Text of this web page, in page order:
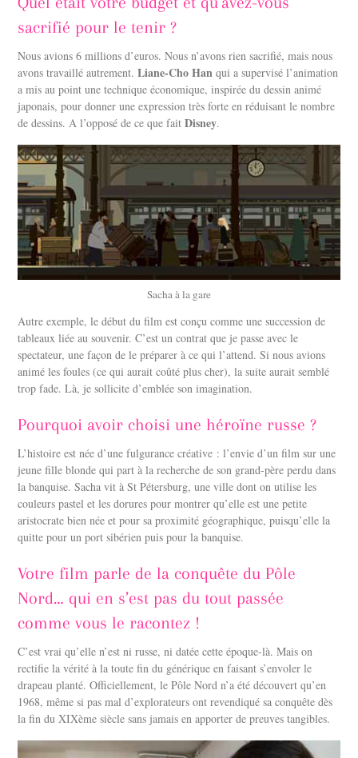
sacrifié pour le tenir ?
Nous avions 6 millions d’euros. Nous n’avons rien sacrifié, mais nous
avons travaillé autrement.Liane-Cho Han qui a supervisé l’animation
a mis au point une technique économique, inspirée du dessin animé
japonais, pour donner une expression très forte en réduisant le nombre
de dessins. A l’opposé de ce que faitDisney.
Sacha à la gare
Autre exemple, le début du film est conçu comme une succession de
tableaux liée au souvenir. C’est un contrat que je passe avec le
spectateur, une façon de le préparer à ce qui l’attend. Si nous avions
animé les foules (ce qui aurait coûté plus cher), la suite aurait semblé
trop fade. Là, je sollicite d’emblée son imagination.
Pourquoi avoir choisi une héroïne russe ?
L’histoire est née d’une fulgurance créative : l’envie d’un film sur une
jeune fille blonde qui part à la recherche de son grand-père perdu dans
la banquise. Sacha vit à St Pétersburg, une ville dont on utilise les
couleurs pastel et les dorures pour montrer qu’elle est une petite
aristocrate bien née et pour sa proximité géographique, puisqu’elle la
quitte pour un port sibérien puis pour la banquise.
Votre film parle de la conquête du Pôle
Nord… qui en s’est pas du tout passée
comme vous le racontez !
C’est vrai qu’elle n’est ni russe, ni datée cette époque-là. Mais on
rectifie la vérité à la toute fin du générique en faisant s’envoler le
drapeau planté. Officiellement, le Pôle Nord n’a été découvert qu’en
1968, même si pas mal d’explorateurs ont revendiqué sa conquête dès
la fin du XIXème siècle sans jamais en apporter de preuves tangibles.